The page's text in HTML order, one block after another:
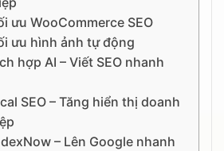
ưu WooCommerce SEO
ưu hình ảnh tự động
hợp AI – Viết SEO nhanh
SEO – Tăng hiển thị doanh
– Lên Google nhanh